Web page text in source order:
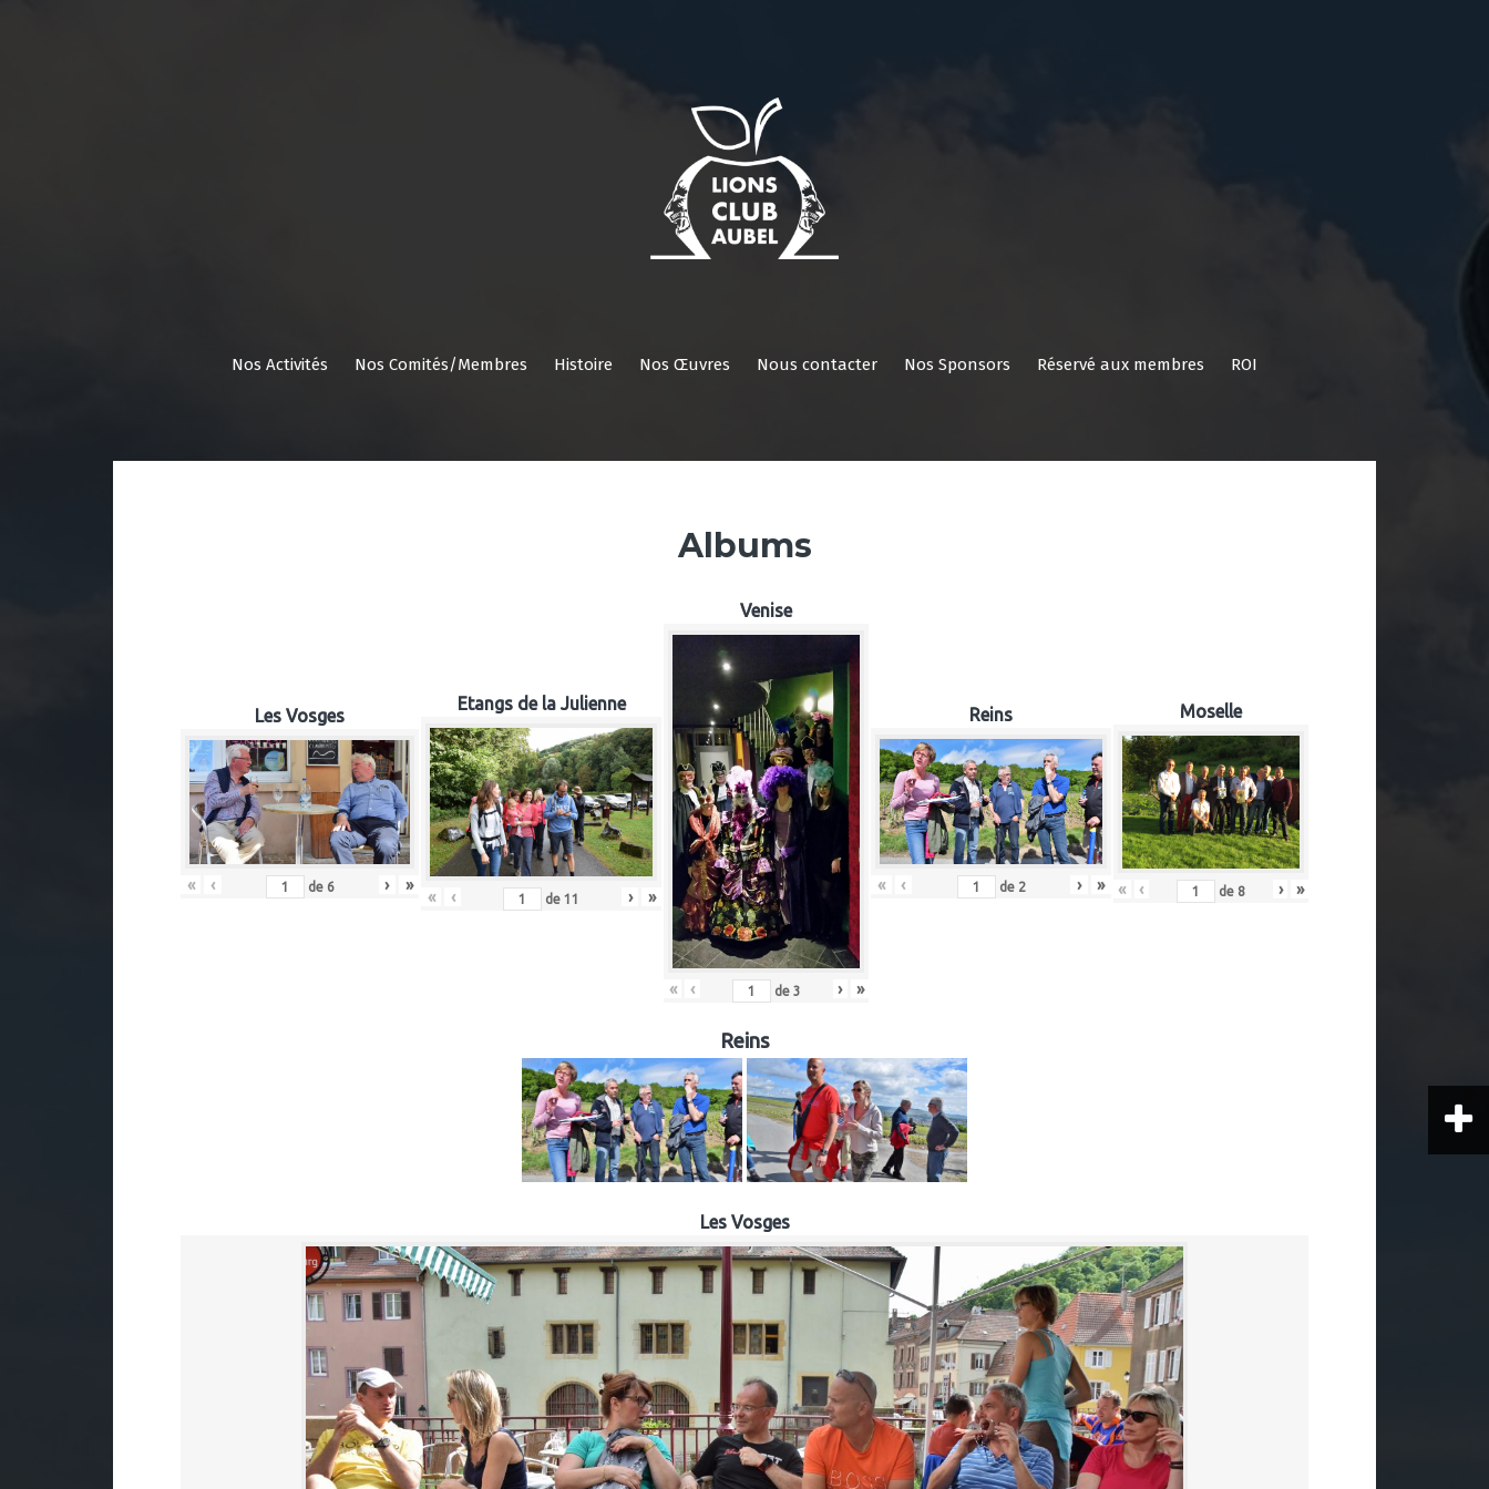
Nos Activités Nos Comités/Membres Histoire Nos Œuvres Nous contacter Nos Sponsors Réservé aux membres ROI
Albums
Les Vosges
« ‹ de 6 › »
Etangs de la Julienne
« ‹ de11 › »
Venise
« ‹ de 3 › »
Reins
« ‹ de 2 › »
Moselle
« ‹ de 8 › »
Reins
Les Vosges